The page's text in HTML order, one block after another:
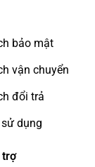
bảo mật
vận chuyển
đổi trả
dụng
trợ